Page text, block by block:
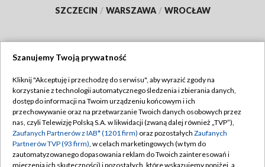
SZCZECIN / WARSZAWA / WROCŁAW
TVP
Abonament TVP
Emisja w TVP
Centrum informacji TVP
Regulamin TVP
Polityka prywatności
Moje zgody
Szanujemy Twoją prywatność
Kliknij "Akceptuję i przechodzę do serwisu", aby wyrazić zgody na
korzystanie z technologii automatycznego śledzenia i zbierania danych,
dostęp do informacji na Twoim urządzeniu końcowym i ich
przechowywanie oraz na przetwarzanie Twoich danych osobowych przez
nas, czyli Telewizję Polską S.A. w likwidacji (zwaną dalej również „TVP”),
Zaufanych Partnerów z IAB* (1201 firm) oraz pozostałych Zaufanych
Partnerów TVP (93 firm), w celach marketingowych (w tym do
zautomatyzowanego dopasowania reklam do Twoich zainteresowań i
mierzenia ich skuteczności) i pozostałych, które wskazujemy poniżej, a